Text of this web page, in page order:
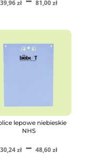
zł
39,96zł 81,00zł
od
lepowe niebieskie
NHS
30,24zł – 48,60zł